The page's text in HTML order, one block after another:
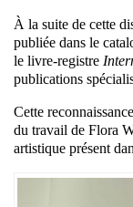
À la suite de cette
publiée dans le
le livre-registre
publications
Cette
du travail de Flora
artistique présent